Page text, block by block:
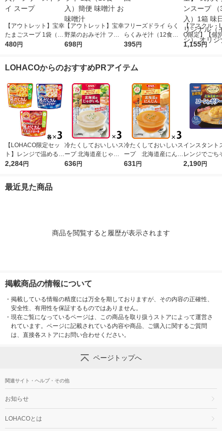
【アウトレット】宝幸
たまごスープ 1袋（10
食入） フリーズドラ
480円
【アウトレット】宝幸
野菜のおみそ汁 フリ
ーズドライ 1袋（10食
698円
フリーズドライ らく
らくみそ汁（12食）1
箱 永谷園
395円
【アスクル・
O限定】【個
容量】つぶ入
1,155円
LOHACOからのおすすめPRアイテム
【LOHACO限定セッ
ト】レンジで温めるだ
け♪ 江崎グリコ クレ
セット（9食）
2,284円
冷たくしておいしいス
ープ 北海道産じゃが
いも 1セット（1個×
636円
冷たくしておいしいス
ープ 北海道産にんじ
ん 1セット（1個×3）
631円
インスタント
レンジでごち
コーンのポタ
2,190円
最近見た商品
商品を閲覧すると履歴が表示されます
掲載商品の情報について
・ 掲載している情報の精度には万全を期しておりますが、その内容の正確性、
安全性、有用性を保証するものではありません。
・ 現在ご覧になっているページは、この商品を取り扱うストアによって運営さ
れています。ページに記載されている内容や商品、ご購入に関するご質問
は、直接各ストアにお問い合わせください。
ページトップへ
関連サイト・ヘルプ・その他
お知らせ
LOHACOとは